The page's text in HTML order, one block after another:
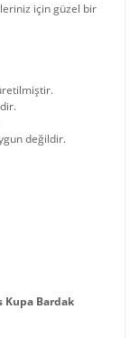
için güzel bir
değildir.
Kupa Bardak